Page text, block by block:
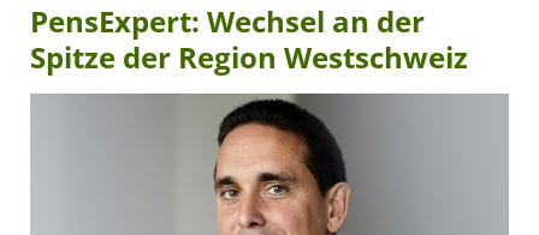
PensExpert: Wechsel an der
Spitze der Region Westschweiz